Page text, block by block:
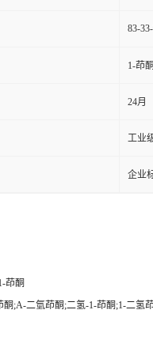
83-
1-茚酮
24月
工业
企业
茚酮
酮;Α-二氫茚酮;二氢-1-茚酮;1-二氢